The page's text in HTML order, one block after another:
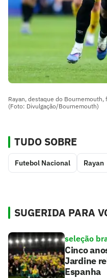
Rayan, destaque do Bournemouth,
(Foto: Divulgação/Bournemouth)
TUDO SOBRE
Futebol Nacional Rayan
SUGERIDA PARA
seleção
Cinco
Jardine
Espanha